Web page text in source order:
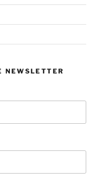
NEWSLETTER